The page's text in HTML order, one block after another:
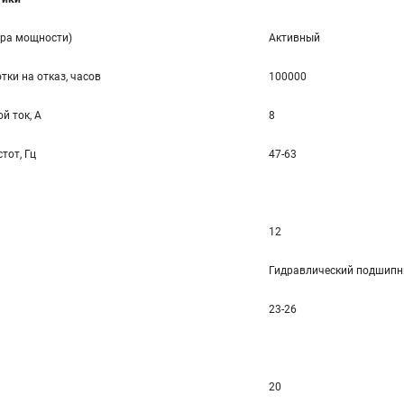
мощности) Активный
на отказ, часов 100000
ток, А 8
Гц 47-63
12
Гидравлический
23-26
20